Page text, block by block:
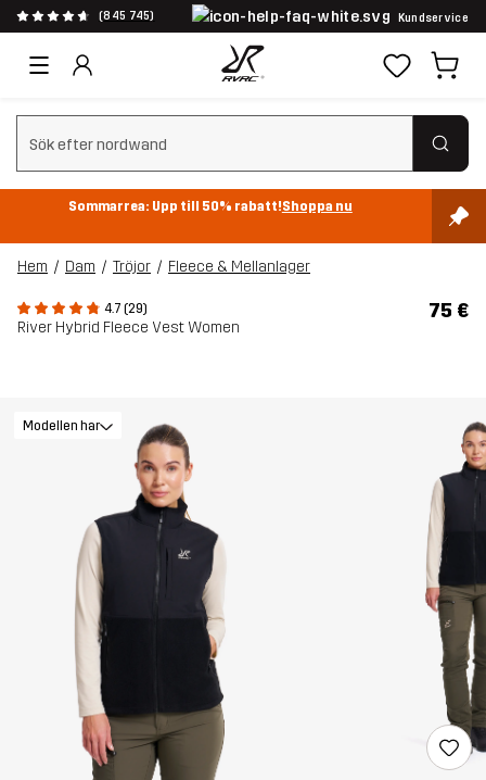
(845 745) Kundservice
Rensa sök
Sommarrea: Upp till 50% rabatt!Shoppa nu
Hem Dam Tröjor Fleece & Mellanlager
4.7 (29)
River Hybrid Fleece Vest Women
75 €
Modellen har